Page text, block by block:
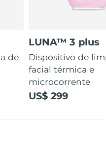
de
LUNA™ 3 plus
Dispositivo de
facial térmica e
microcorrente
US$ 299